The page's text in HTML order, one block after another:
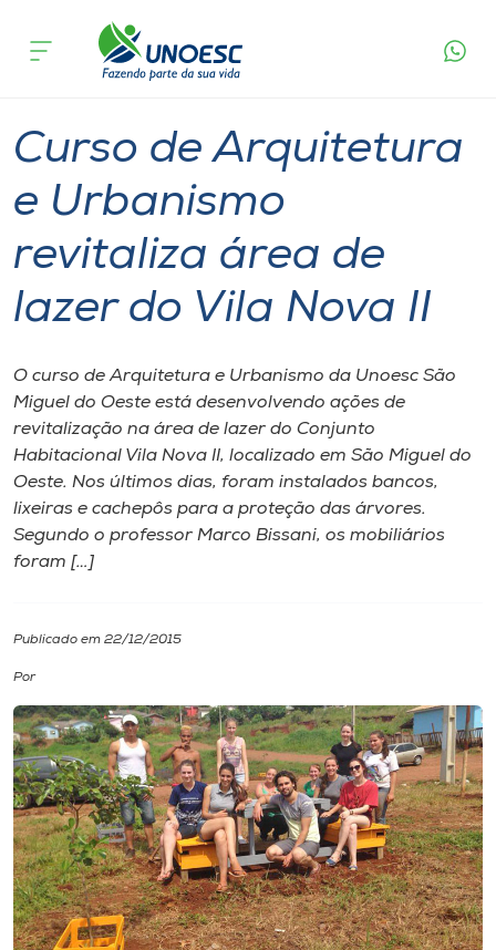
Cursos
Pesquisa
Atendimento ao Estudante
Portal de Ensino
A
Unoesc
Internacionalização
I.nova
Cultura
CPA
Biblioteca
Editora
Rádio
acontece
Curso de Arquitetura
e Urbanismo
revitaliza área de
lazer do Vila Nova II
O curso de Arquitetura e Urbanismo da Unoesc São
Miguel do Oeste está desenvolvendo ações de
revitalização na área de lazer do Conjunto
Habitacional Vila Nova II, localizado em São Miguel do
Oeste. Nos últimos dias, foram instalados bancos,
lixeiras e cachepôs para a proteção das árvores.
Segundo o professor Marco Bissani, os mobiliários
foram […]
Publicado em 22/12/2015
Por